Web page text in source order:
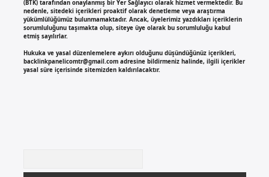
(BTK) tarafından onaylanmış bir Yer Sağlayıcı olarak hizmet vermektedir. Bu
nedenle, sitedeki içerikleri proaktif olarak denetleme veya araştırma
yükümlülüğümüz bulunmamaktadır. Ancak, üyelerimiz yazdıkları içeriklerin
sorumluluğunu taşımakta olup, siteye üye olarak bu sorumluluğu kabul
etmiş sayılırlar.
Hukuka ve yasal düzenlemelere aykırı olduğunu düşündüğünüz içerikleri,
backlinkpanelicomtr@gmail.comadresine bildirmeniz halinde, ilgili içerikler
yasal süre içerisinde sitemizden kaldırılacaktır.